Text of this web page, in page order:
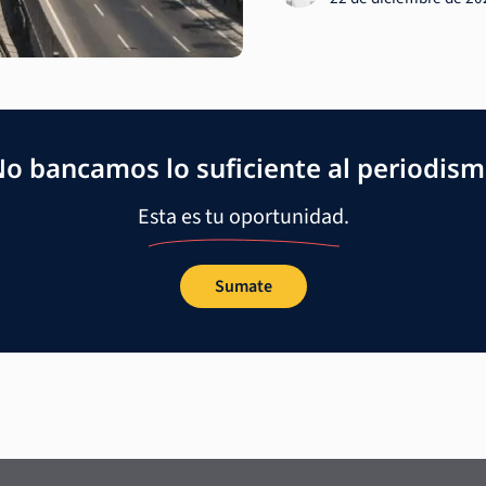
bancamos lo suficiente al
Esta es tu oportunidad.
Sumate